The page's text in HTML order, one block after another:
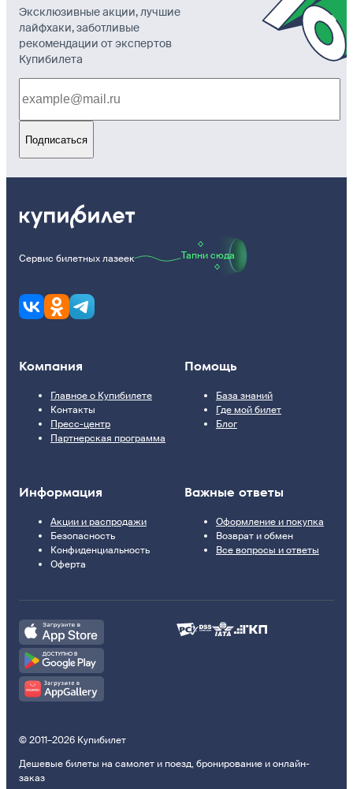
Эксклюзивные акции, лучшие
лайфхаки, заботливые
рекомендации от экспертов
Купибилета
Подписаться
Сервис билетных лазеек Тапни сюда
Компания
Главное о Купибилете
Контакты
Пресс-центр
Партнерская программа
Помощь
База знаний
Где мой билет
Блог
Информация
Акции и распродажи
Безопасность
Конфиденциальность
Оферта
Важные ответы
Оформление и покупка
Возврат и обмен
Все вопросы и ответы
© 2011–2026 Купибилет
Дешевые билеты на самолет и поезд, бронирование и онлайн-
заказ